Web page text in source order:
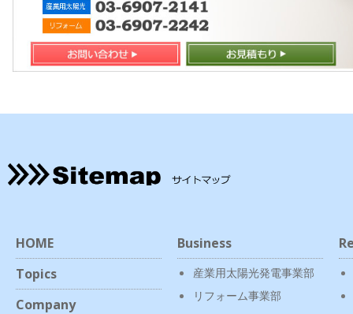
HOME
Topics
Company
Business
産業用太陽光発電事業部
リフォーム事業部